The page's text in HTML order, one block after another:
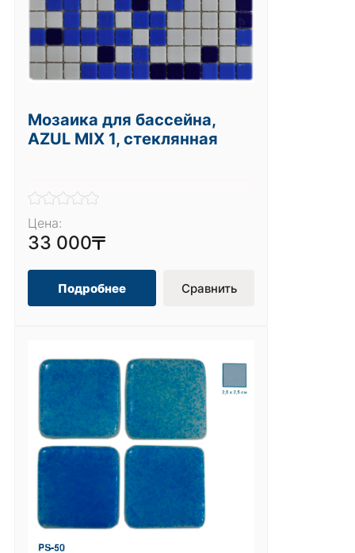
Мозаика для бассейна,
AZUL MIX 1, стеклянная
Цена:
33 000
Подробнее Сравнить